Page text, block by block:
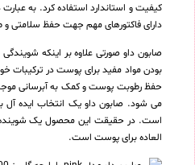
کیفیت و استاندارد استفاده کرد. به
دارای فاکتورهای مهم جهت حفظ سلامتی
صابون داو صورتی علاوه بر اینکه
بودن مواد مفید برای پوست در ترکیبات
حفظ رطوبت پوست و کمک به آبرسانی
می شود. صابون داو یک انتخاب ایده آل
است. در حقیقت این محصول یک
العاده برای پوست است.